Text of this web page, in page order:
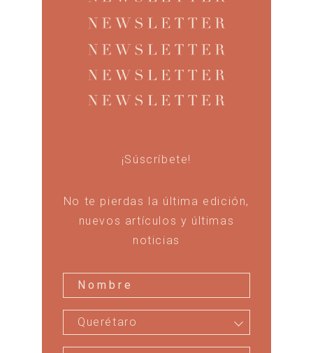
¡Súscríbete!
No te pierdas la última edición,
nuevos artículos y últimas
noticias
Querétaro